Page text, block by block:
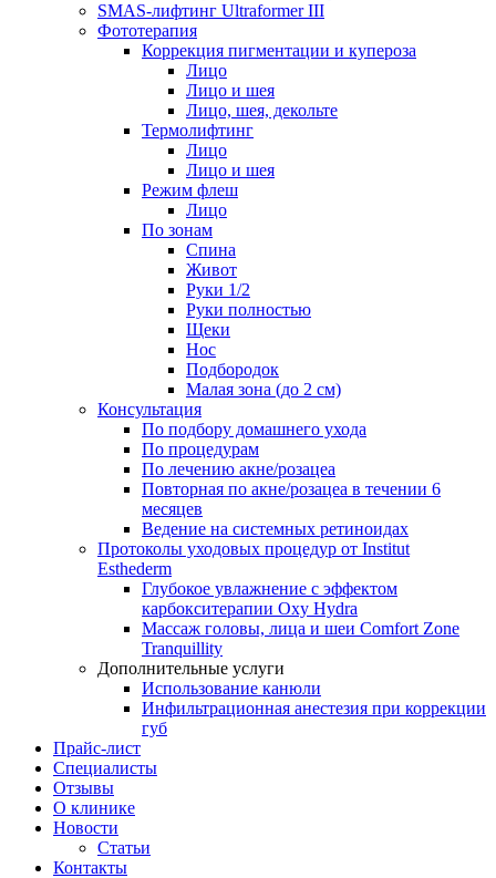
SMAS-лифтинг Ultraformer III
Фототерапия
Коррекция пигментации и купероза
Лицо
Лицо и шея
Лицо, шея, декольте
Термолифтинг
Лицо
Лицо и шея
Режим флеш
Лицо
По зонам
Спина
Живот
Руки 1/2
Руки полностью
Щеки
Нос
Подбородок
Малая зона (до 2 см)
Консультация
По подбору домашнего ухода
По процедурам
По лечению акне/розацеа
Повторная по акне/розацеа в течении 6
месяцев
Ведение на системных ретиноидах
Протоколы уходовых процедур от Institut
Esthederm
Глубокое увлажнение с эффектом
карбокситерапии Oxy Hydra
Массаж головы, лица и шеи Comfort Zone
Tranquillity
Дополнительные услуги
Использование канюли
Инфильтрационная анестезия при коррекции
губ
Прайс-лист
Специалисты
Отзывы
О клинике
Новости
Статьи
Контакты